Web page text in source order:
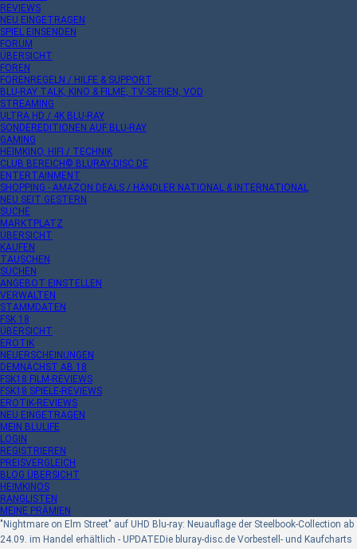
REVIEWS
NEU EINGETRAGEN
SPIEL EINSENDEN
FORUM
ÜBERSICHT
FOREN
FORENREGELN / HILFE & SUPPORT
BLU-RAY TALK, KINO & FILME, TV-SERIEN, VOD
STREAMING
ULTRA HD / 4K BLU-RAY
SONDEREDITIONEN AUF BLU-RAY
GAMING
HEIMKINO, HIFI / TECHNIK
CLUB BEREICH© BLURAY-DISC.DE
ENTERTAINMENT
SHOPPING - AMAZON DEALS / HÄNDLER NATIONAL & INTERNATIONAL
NEU SEIT GESTERN
SUCHE
MARKTPLATZ
ÜBERSICHT
KAUFEN
TAUSCHEN
SUCHEN
ANGEBOT EINSTELLEN
VERWALTEN
STAMMDATEN
FSK 18
ÜBERSICHT
EROTIK
NEUERSCHEINUNGEN
DEMNÄCHST AB 18
FSK18 FILM-REVIEWS
FSK18 SPIELE-REVIEWS
EROTIK-REVIEWS
NEU EINGETRAGEN
MEIN BLULIFE
LOGIN
REGISTRIEREN
PREISVERGLEICH
BLOG ÜBERSICHT
HEIMKINOS
RANGLISTEN
MEINE PRÄMIEN
"Nightmare on Elm Street" auf UHD Blu-ray: Neuauflage der Steelbook-Collection ab
24.09. im Handel erhältlich - UPDATEDie bluray-disc.de Vorbestell- und Kaufcharts